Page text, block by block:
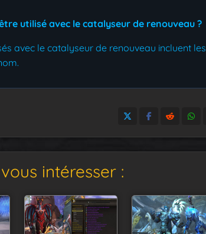
utilisé avec le catalyseur de renouveau ?
avec le catalyseur de renouveau incluent les
intéresser :